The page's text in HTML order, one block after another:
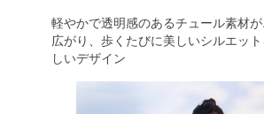
軽やかで透明感のあるチュール素材
広がり、歩くたびに美しいシルエッ
しいデザイン